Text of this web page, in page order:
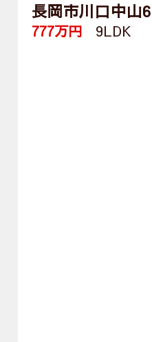
長岡市川口中山
777万円 9LDK